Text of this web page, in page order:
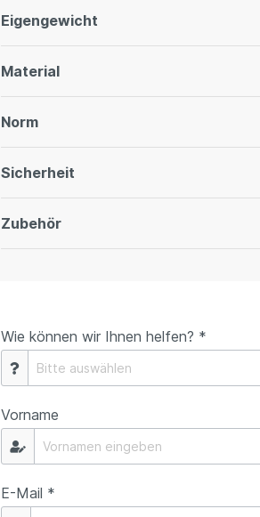
Eigengewicht
Material
Norm
Sicherheit
Zubehör
Wie können wir Ihnen helfen? *
Vorname
E-Mail *